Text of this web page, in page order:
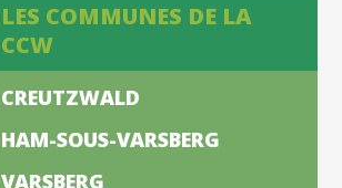
LES COMMUNES DE LA
CCW
CREUTZWALD
HAM-SOUS-VARSBERG
VARSBERG